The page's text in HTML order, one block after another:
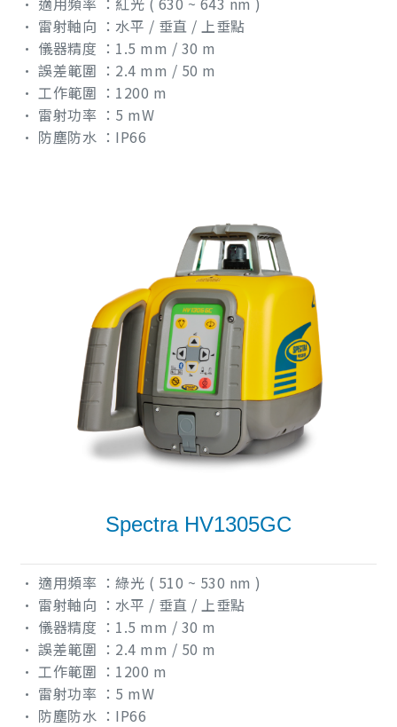
• 雷射軸向 ：水平 / 垂直 / 上垂點
• 儀器精度 ：1.5 mm / 30 m
• 誤差範圍 ：2.4 mm / 50 m
• 工作範圍 ：1200 m
• 雷射功率 ：5 mW
• 防塵防水 ：IP66
Spectra HV1305GC
• 適用頻率 ：綠光 ( 510 ~ 530 nm )
• 雷射軸向 ：水平 / 垂直 / 上垂點
• 儀器精度 ：1.5 mm / 30 m
• 誤差範圍 ：2.4 mm / 50 m
• 工作範圍 ：1200 m
• 雷射功率 ：5 mW
• 防塵防水 ：IP66